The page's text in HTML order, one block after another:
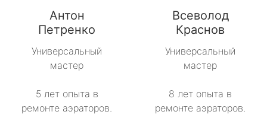
Антон
Петренко
Универсальный
мастер
5 лет опыта в
ремонте аэраторов.
Всеволод
Краснов
Универсальный
мастер
8 лет опыта в
ремонте аэраторов.